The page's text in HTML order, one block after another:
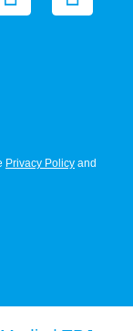
Privacy Policy and